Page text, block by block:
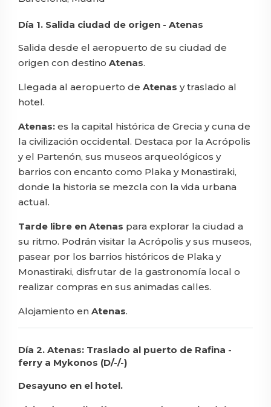
Día 1. Salida ciudad de origen - Atenas
Salida desde el aeropuerto de su ciudad de
origen con destino Atenas.
Llegada al aeropuerto de Atenas y traslado al
hotel.
Atenas: es la capital histórica de Grecia y cuna de
la civilización occidental. Destaca por la Acrópolis
y el Partenón, sus museos arqueológicos y
barrios con encanto como Plaka y Monastiraki,
donde la historia se mezcla con la vida urbana
actual.
Tarde libre en Atenas para explorar la ciudad a
su ritmo. Podrán visitar la Acrópolis y sus museos,
pasear por los barrios históricos de Plaka y
Monastiraki, disfrutar de la gastronomía local o
realizar compras en sus animadas calles.
Alojamiento en Atenas.
Día 2. Atenas: Traslado al puerto de Rafina -
ferry a Mykonos (D/-/-)
Desayuno en el hotel.